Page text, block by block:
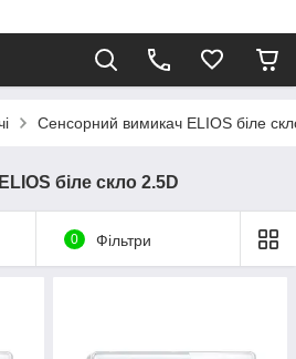
Сенсорний вимикач ELIOS біле
біле скло 2.5D
0 Фільтри